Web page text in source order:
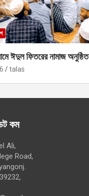
ঈদুল ফিতরের নামাজ অনুষ্ঠিত
talas
কম
Ali,
Road,